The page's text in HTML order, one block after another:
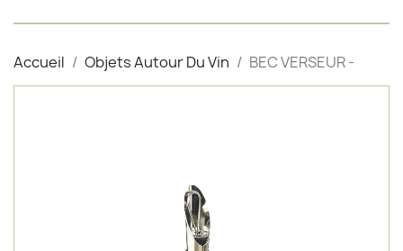
Accueil Objets Autour Du Vin BEC VERSEUR -